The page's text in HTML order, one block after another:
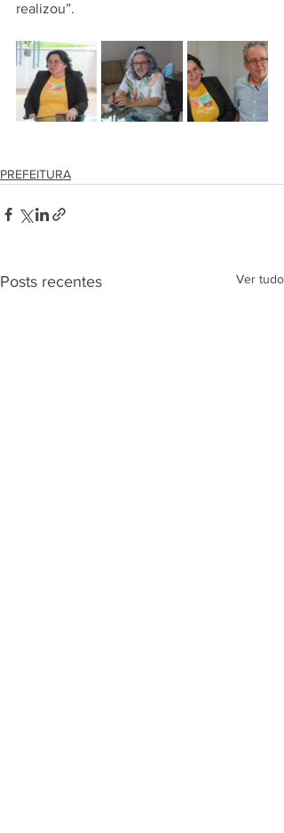
realizou”.
PREFEITURA
Posts recentes Ver tudo